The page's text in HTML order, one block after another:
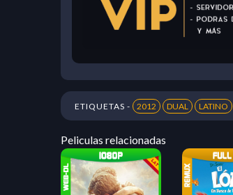
ETIQUETAS - 2012 DUAL LATINO
Peliculas relacionadas